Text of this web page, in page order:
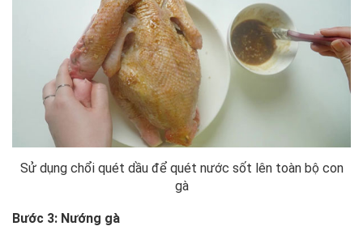
Sử dụng chổi quét dầu để quét nước sốt lên toàn bộ con
gà
Bước 3: Nướng gà